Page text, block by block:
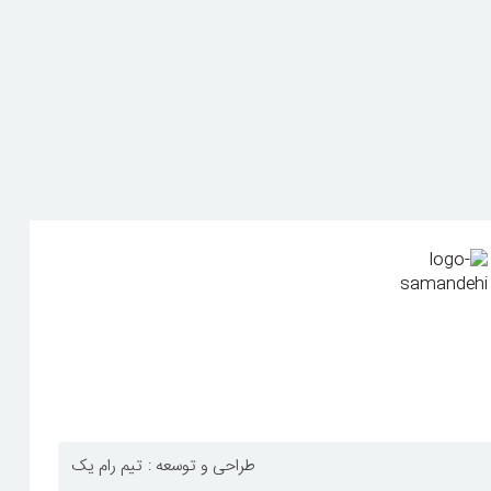
تیم رام یک طراحی و توسعه :